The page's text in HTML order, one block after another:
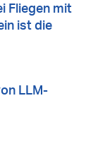
Fliegen mit
ist die
LLM-